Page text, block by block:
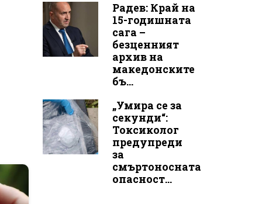
Радев: Край на
15-годишната
сага –
безценният
архив на
македонските
бъ...
„Умира се за
секунди“:
Токсиколог
предупреди
за
смъртоносната
опасност...